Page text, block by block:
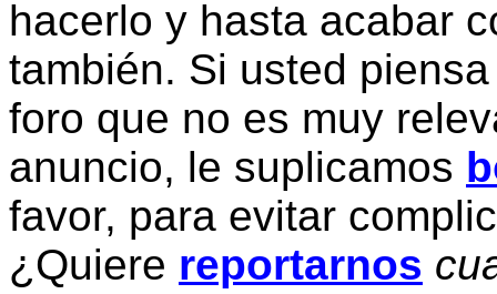
hacerlo y hasta acabar
también. Si usted
foro que no es muy
anuncio, le suplicamos
favor, para evitar
¿Quiere reportarnos